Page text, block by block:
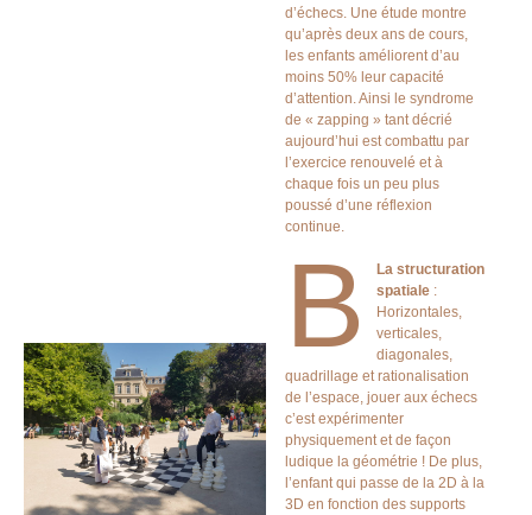
d’échecs. Une étude montre
qu’après deux ans de cours,
les enfants améliorent d’au
moins 50% leur capacité
d’attention. Ainsi le syndrome
de « zapping » tant décrié
aujourd’hui est combattu par
l’exercice renouvelé et à
chaque fois un peu plus
poussé d’une réflexion
continue.
B
La structuration
spatiale :
Horizontales,
verticales,
diagonales,
quadrillage et rationalisation
de l’espace, jouer aux échecs
c’est expérimenter
physiquement et de façon
ludique la géométrie ! De plus,
l’enfant qui passe de la 2D à la
3D en fonction des supports